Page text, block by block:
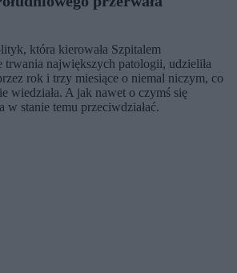
która kierowała Szpitalem
trwania największych patologii, udzieliła
rok i trzy miesiące o niemal niczym, co
wiedziała. A jak nawet o czymś się
w stanie temu przeciwdziałać.